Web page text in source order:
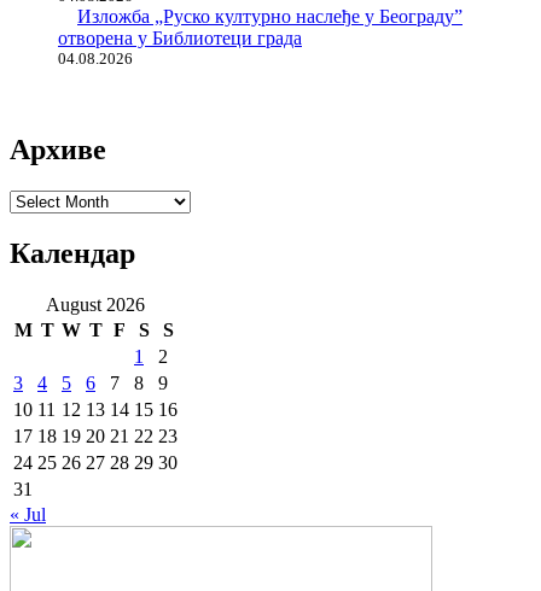
Изложба „Руско културно наслеђе у Београду”
отворена у Библиотеци града
04.08.2026
Архиве
Архиве
Календар
August 2026
M T W T F S
S
1
2
3
4 5 6 7 8
9
10 11 12 13 14 15 16
17 18 19 20 21 22 23
24 25 26 27 28 29 30
31
« Jul